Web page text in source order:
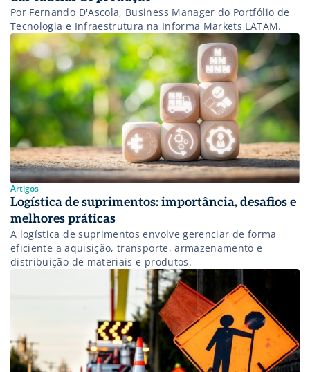
Por Fernando D'Ascola, Business Manager do Portfólio de
Tecnologia e Infraestrutura na Informa Markets LATAM.
Artigos
Logística de suprimentos: importância, desafios e
melhores práticas
A logística de suprimentos envolve gerenciar de forma
eficiente a aquisição, transporte, armazenamento e
distribuição de materiais e produtos.